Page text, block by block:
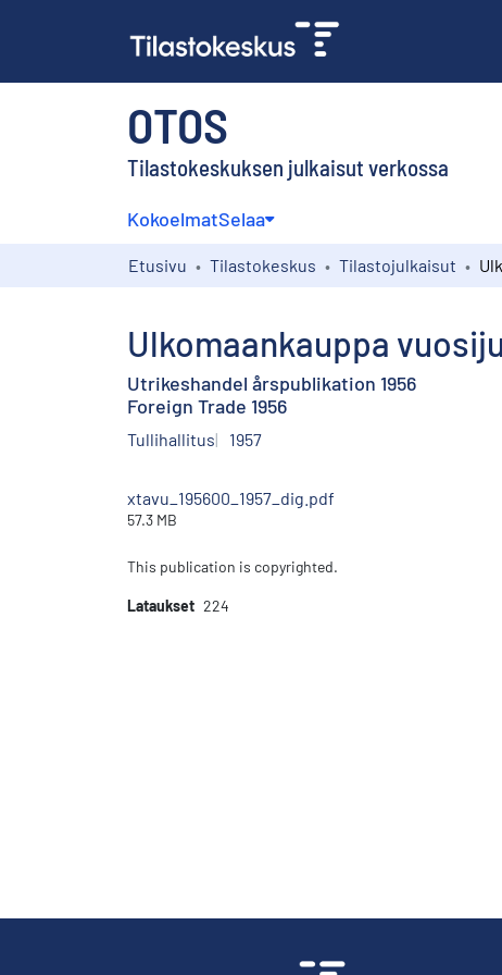
OTOS
Tilastokeskuksen julkaisut verkossa
KokoelmatSelaa
Etusivu Tilastokeskus Tilastojulkaisut
Ulkomaankauppa
Utrikeshandel årspublikation 1956
Foreign Trade 1956
Tullihallitus 1957
xtavu_195600_1957_dig.pdf
57.3 MB
This publication is copyrighted.
Lataukset 224